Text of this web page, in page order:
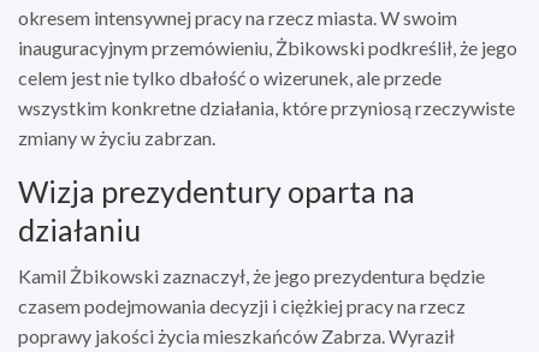
okresem intensywnej pracy na rzecz miasta. W swoim
inauguracyjnym przemówieniu, Żbikowski podkreślił, że jego
celem jest nie tylko dbałość o wizerunek, ale przede
wszystkim konkretne działania, które przyniosą rzeczywiste
zmiany w życiu zabrzan.
Wizja prezydentury oparta na
działaniu
Kamil Żbikowski zaznaczył, że jego prezydentura będzie
czasem podejmowania decyzji i ciężkiej pracy na rzecz
poprawy jakości życia mieszkańców Zabrza. Wyraził